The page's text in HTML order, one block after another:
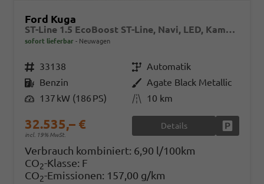
Ford Kuga
ST-Line 1.5 EcoBoost ST-Line, Navi, LED, Kamera, Winter, FS beheizbar
sofort lieferbar Neuwagen
Fahrzeugnr. 33138 GetriebeAutomatik
Kraftstoff Benzin AußenfarbeAgate Black Metallic
Leistung 137 kW (186 PS) Kilometerstand 10 km
32.535,– €
incl. 19% MwSt.
Details
Verbrauch kombiniert: 6,90 l/100km
CO2-Klasse: F
CO2-Emissionen: 157,00 g/km